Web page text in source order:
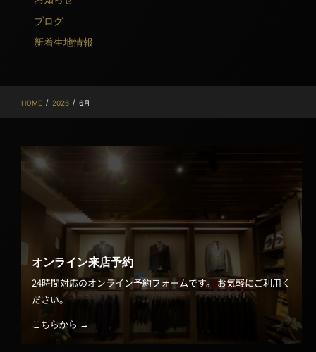
ブログ
新着生地情報
HOME / 2026 / 6月
オンライン来店予約
24時間対応のオンライン予約フォームです。 お気軽にご利用く
ださい。
こちらから →